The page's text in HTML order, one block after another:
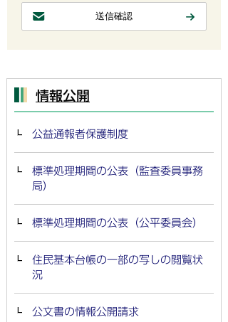
情報公開
公益通報者保護制度
標準処理期間の公表（監査委員事務
局）
標準処理期間の公表（公平委員会）
住民基本台帳の一部の写しの閲覧状
況
公文書の情報公開請求